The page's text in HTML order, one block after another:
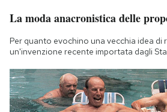
La moda anacronistica delle
Per quanto evochino una vecchia idea di
un'invenzione recente importata dagli